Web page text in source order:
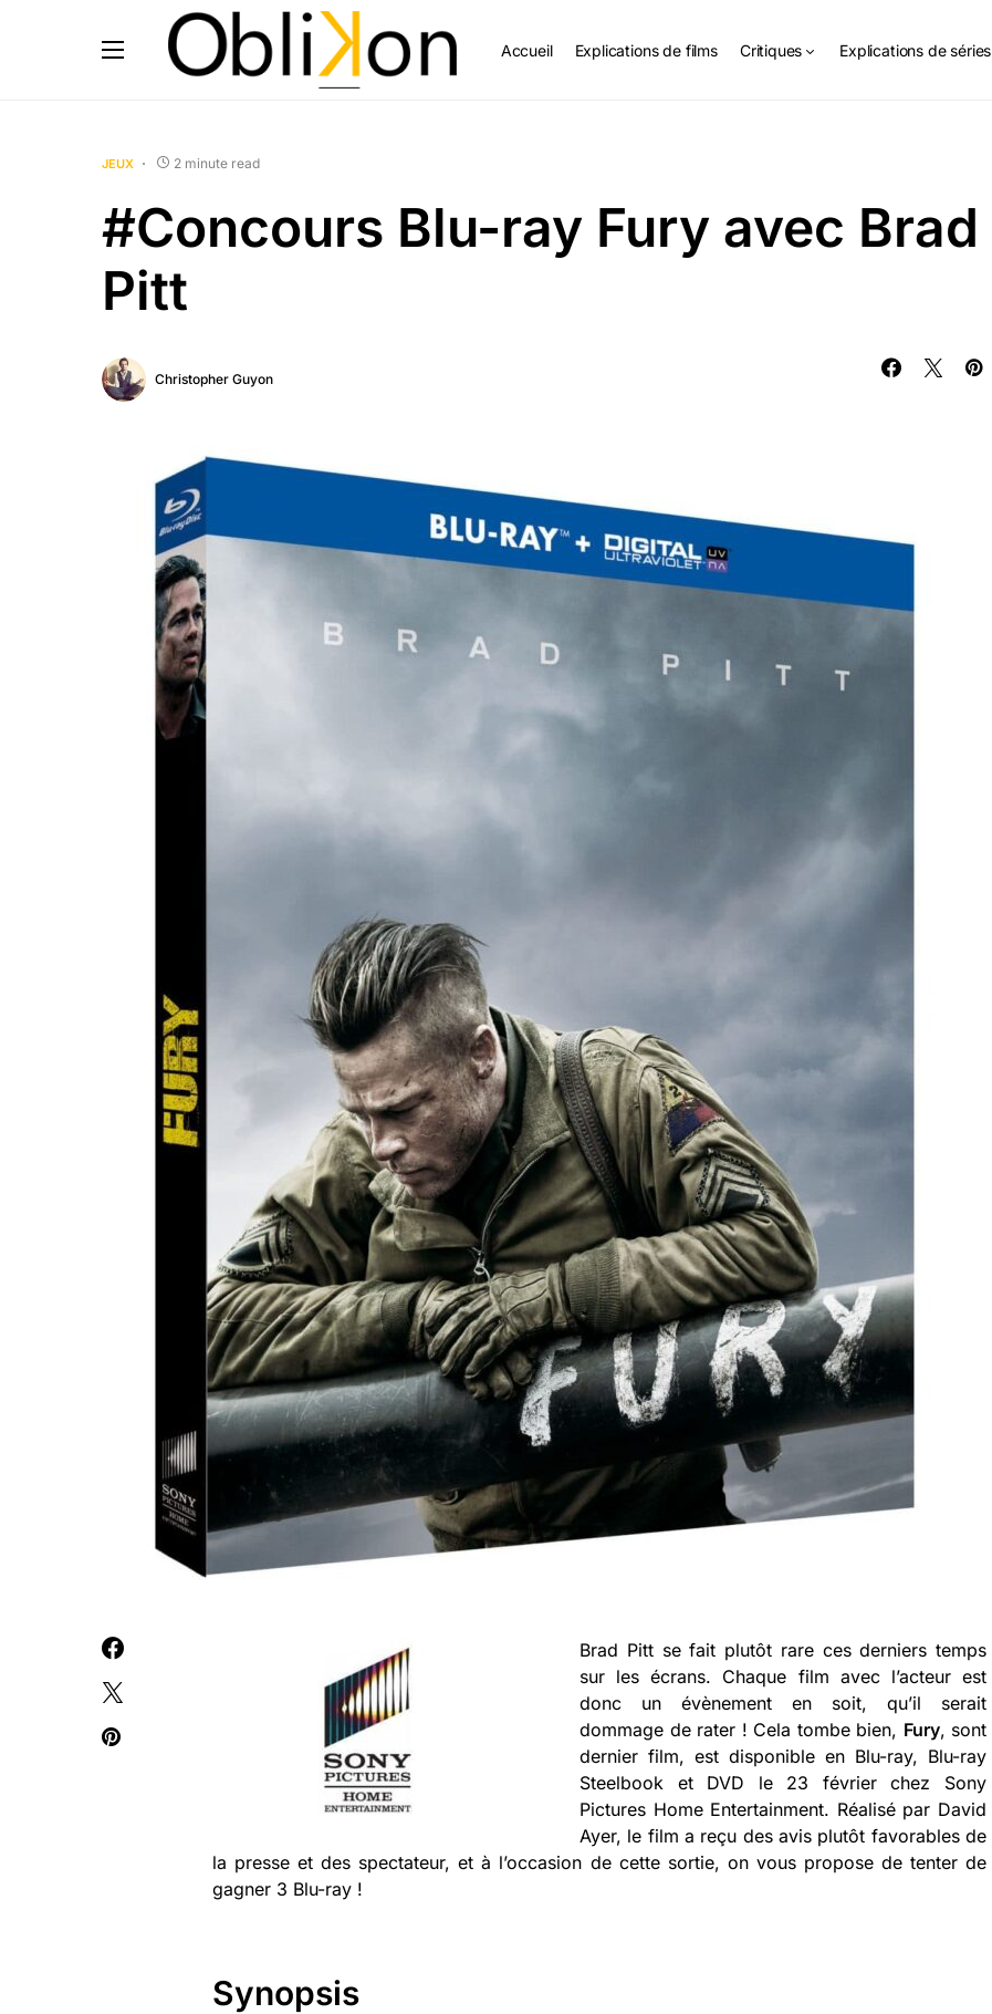
Accueil Explications de films Critiques Explications de séries
JEUX 2 minute read
#Concours Blu-ray Fury avec Brad
Pitt
Christopher Guyon
Brad Pitt se fait plutôt rare ces derniers temps
sur les écrans. Chaque film avec l’acteur est
donc un évènement en soit, qu’il serait
dommage de rater ! Cela tombe bien, Fury, sont
dernier film, est disponible en Blu-ray, Blu-ray
Steelbook et DVD le 23 février chez Sony
Pictures Home Entertainment. Réalisé par David
Ayer, le film a reçu des avis plutôt favorables de
la presse et des spectateur, et à l’occasion de cette sortie, on vous propose de tenter de
gagner 3 Blu-ray !
Synopsis